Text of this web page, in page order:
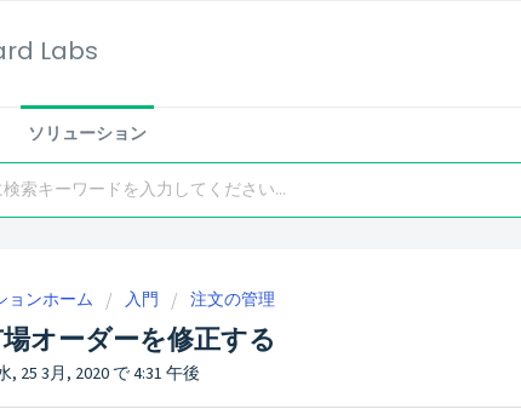
Labs
ソリューション
ョンホーム 入門 注文の管理
オーダーを修正する
, 25 3月, 2020 で 4:31 午後